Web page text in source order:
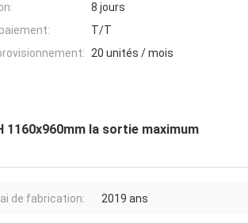
8 jours
T/T
20 unités / mois
1160x960mm la sortie maximum
de fabrication: 2019 ans